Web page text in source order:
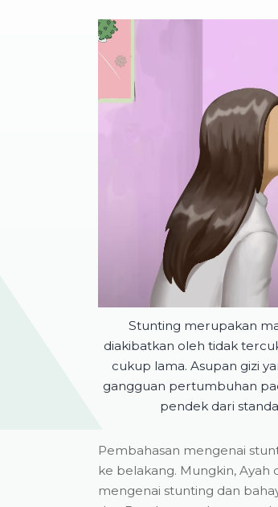
Stunting merupakan
diakibatkan oleh tidak
cukup lama. Asupan gizi
gangguan pertumbuhan
pendek dari
Pembahasan mengenai
ke belakang. Mungkin,
mengenai stunting dan